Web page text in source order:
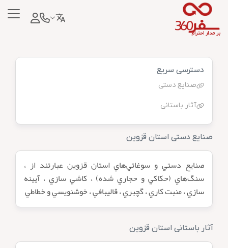
بر مدار احترام
دسترسی سریع
صنایع دستی
آثار باستانی
صنایع دستی استان قزوین
صنايع‌ دستي‌ و سوغاتي‌هاي‌ استان‌ قزوين‌ عبارتند از ،
سنگ‌هاي‌ (حكاكي‌ و حجاري‌ شده‌) ، كاشي‌ سازي‌ ، آيينه‌
سازي‌ ، منبت‌ كاري‌ ، گچبري‌ ، قاليبافي‌ ، خوشنويسي‌ و خطاطي‌
آثار باستانی استان قزوین